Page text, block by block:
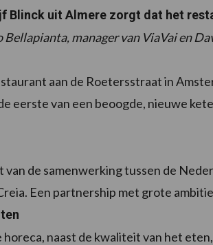
Blinck uit Almere zorgt dat het
manager van ViaVai en
aan de Roetersstraat in
eerste van een beoogde, nieuwe
van de samenwerking tussen de
Een partnership met grote
naast de kwaliteit van het